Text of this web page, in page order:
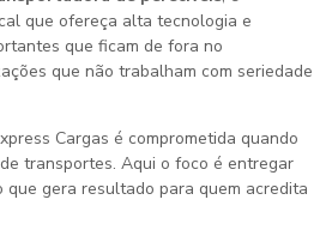
que ofereça alta tecnologia e
que ficam de fora no
que não trabalham com seriedade
Cargas é comprometida quando
transportes. Aqui o foco é entregar
que gera resultado para quem acredita